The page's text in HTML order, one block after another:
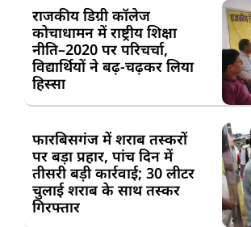
राजकीय डिग्री कॉलेज
कोचाधामन में राष्ट्रीय शिक्षा
नीति–2020 पर परिचर्चा,
विद्यार्थियों ने बढ़-चढ़कर लिया
हिस्सा
फारबिसगंज में शराब तस्करों
पर बड़ा प्रहार, पांच दिन में
तीसरी बड़ी कार्रवाई; 30 लीटर
चुलाई शराब के साथ तस्कर
गिरफ्तार